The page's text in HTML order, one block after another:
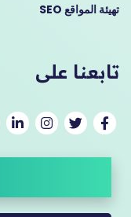
تهيئة المواقع SEO
تابعنا على